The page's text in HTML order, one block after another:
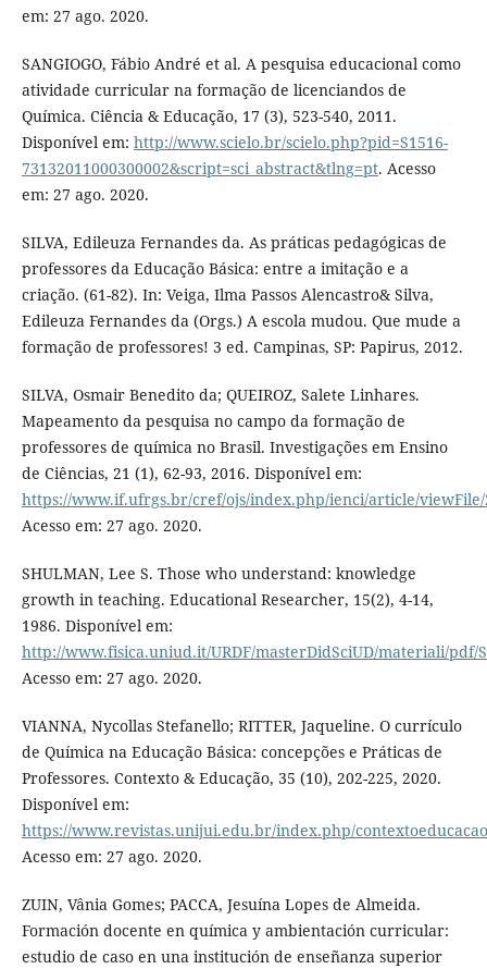
em: 27 ago. 2020.
SANGIOGO, Fábio André et al. A pesquisa educacional como
atividade curricular na formação de licenciandos de
Química. Ciência & Educação, 17 (3), 523-540, 2011.
Disponível em: http://www.scielo.br/scielo.php?pid=S1516-
73132011000300002&script=sci_abstract&tlng=pt. Acesso
em: 27 ago. 2020.
SILVA, Edileuza Fernandes da. As práticas pedagógicas de
professores da Educação Básica: entre a imitação e a
criação. (61-82). In: Veiga, Ilma Passos Alencastro& Silva,
Edileuza Fernandes da (Orgs.) A escola mudou. Que mude a
formação de professores! 3 ed. Campinas, SP: Papirus, 2012.
SILVA, Osmair Benedito da; QUEIROZ, Salete Linhares.
Mapeamento da pesquisa no campo da formação de
professores de química no Brasil. Investigações em Ensino
de Ciências, 21 (1), 62-93, 2016. Disponível em:
https://www.if.ufrgs.br/cref/ojs/index.php/ienci/article/viewFile/
Acesso em: 27 ago. 2020.
SHULMAN, Lee S. Those who understand: knowledge
growth in teaching. Educational Researcher, 15(2), 4-14,
1986. Disponível em:
http://www.fisica.uniud.it/URDF/masterDidSciUD/materiali/pdf/
Acesso em: 27 ago. 2020.
VIANNA, Nycollas Stefanello; RITTER, Jaqueline. O currículo
de Química na Educação Básica: concepções e Práticas de
Professores. Contexto & Educação, 35 (10), 202-225, 2020.
Disponível em:
https://www.revistas.unijui.edu.br/index.php/
Acesso em: 27 ago. 2020.
ZUIN, Vânia Gomes; PACCA, Jesuína Lopes de Almeida.
Formación docente en química y ambientación curricular:
estudio de caso en una institución de enseñanza superior